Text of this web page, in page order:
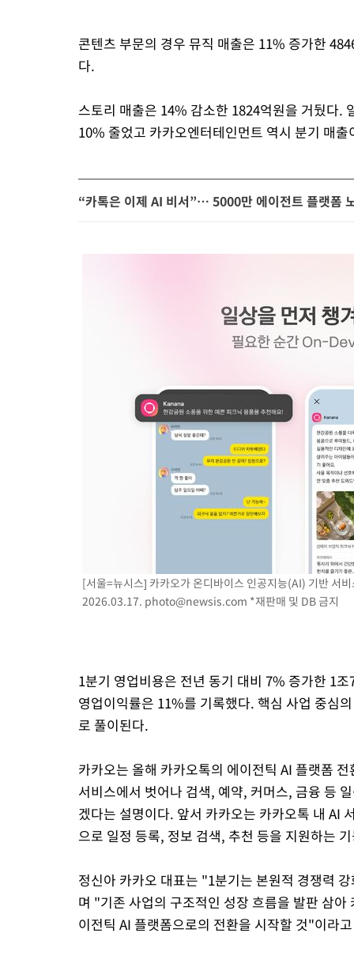
콘텐츠 부문의 경우 뮤직 매출은 11% 증가한
다.
스토리 매출은 14% 감소한 1824억원을 거뒀다.
10% 줄었고 카카오엔터테인먼트 역시 분기 매
“카톡은 이제 AI 비서”… 5000만 에이전트 플랫폼
[서울=뉴시스] 카카오가 온디바이스 인공지능(AI) 기반 서
2026.03.17. photo@newsis.com *재판매 및 DB 금지
1분기 영업비용은 전년 동기 대비 7% 증가한 1
영업이익률은 11%를 기록했다. 핵심 사업 중심
로 풀이된다.
카카오는 올해 카카오톡의 에이전틱 AI 플랫폼
서비스에서 벗어나 검색, 예약, 커머스, 금융 등
겠다는 설명이다. 앞서 카카오는 카카오톡 내 AI
으로 일정 등록, 정보 검색, 추천 등을 지원하는
정신아 카카오 대표는 "1분기는 본원적 경쟁력
며 "기존 사업의 구조적인 성장 흐름을 발판 삼
이전틱 AI 플랫폼으로의 전환을 시작할 것"이라